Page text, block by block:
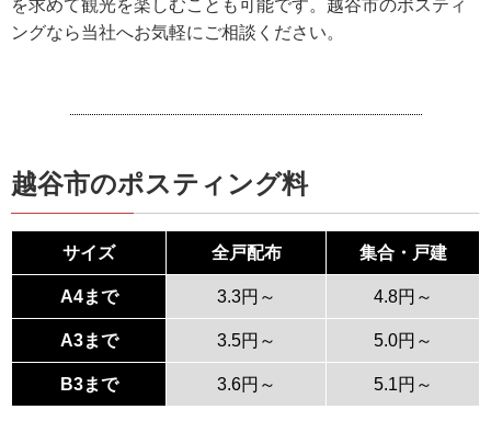
を求めて観光を楽しむことも可能です。越谷市のポスティ
ングなら当社へお気軽にご相談ください。
越谷市のポスティング料
サイズ 全戸配布 集合・戸建
A4まで 3.3円～ 4.8円～
A3まで 3.5円～ 5.0円～
B3まで 3.6円～ 5.1円～